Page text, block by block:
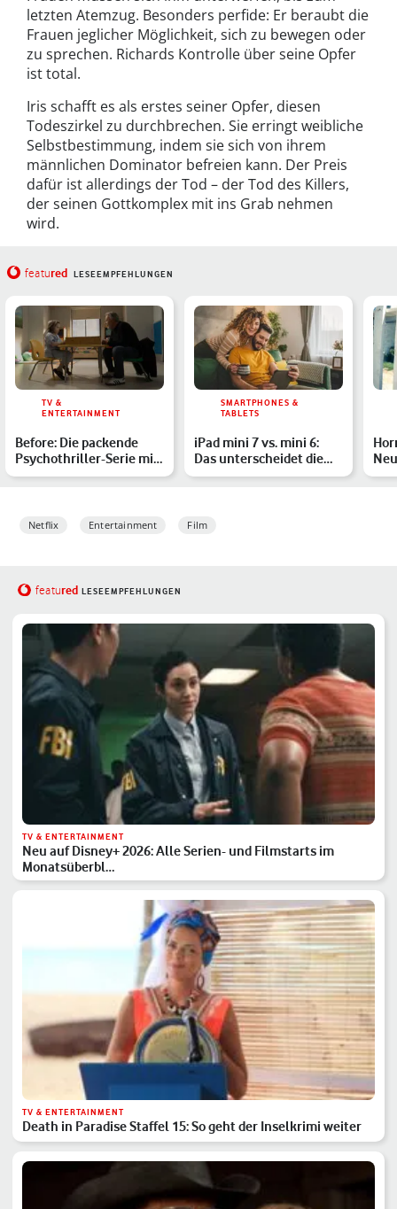
letzten Atemzug. Besonders perfide: Er beraubt die
Frauen jeglicher Möglichkeit, sich zu bewegen oder
zu sprechen. Richards Kontrolle über seine Opfer
ist total.
Iris schafft es als erstes seiner Opfer, diesen
Todeszirkel zu durchbrechen. Sie erringt weibliche
Selbstbestimmung, indem sie sich von ihrem
männlichen Dominator befreien kann. Der Preis
dafür ist allerdings der Tod – der Tod des Killers,
der seinen Gottkomplex mit ins Grab nehmen
wird.
featured LESEEMPFEHLUNGEN
TV &
ENTERTAINMENT
Before: Die packende
Psychothriller-Serie mit
Billy Crystal bei A…
SMARTPHONES &
TABLETS
iPad mini 7 vs. mini 6:
Das unterscheidet die
Tablets
ab
Netflix Entertainment Film
featured LESEEMPFEHLUNGEN
TV & ENTERTAINMENT
Neu auf Disney+ 2026: Alle Serien- und Filmstarts im
Monatsüberbl…
TV & ENTERTAINMENT
Death in Paradise Staffel 15: So geht der Inselkrimi weiter